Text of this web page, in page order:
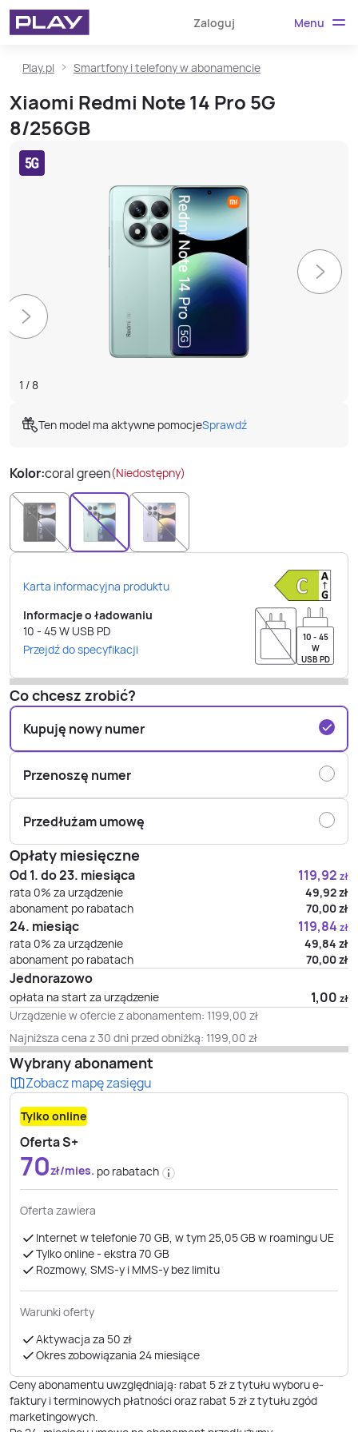
Zaloguj Menu
Play.pl Smartfony i telefony w abonamencie
Xiaomi Redmi Note 14 Pro 5G
8/256GB
1 / 8
Ten model ma aktywne pomocjeSprawdź
Kolor:coral green(Niedostępny)
Karta informacyjna produktu
Informacje o ładowaniu
10 - 45W USB PD
Przejdź do specyfikacji
10 - 45
W
USB PD
Co chcesz zrobić?
Kupuję nowy numer
Przenoszę numer
Przedłużam umowę
Opłaty miesięczne
Od 1. do 23. miesiąca 119,92 zł
rata 0% za urządzenie 49,92zł
abonament po rabatach
70,00zł
24. miesiąc 119,84 zł
rata 0% za urządzenie 49,84 zł
abonament po rabatach
70,00zł
Jednorazowo
opłata na start za urządzenie 1,00 zł
Urządzenie w ofercie z abonamentem: 1199,00 zł
Najniższa cena z 30 dni przed obniżką: 1199,00 zł
Wybrany abonament
Zobacz mapę zasięgu
Tylko online
Oferta S+
70zł/mies. po rabatach
Oferta zawiera
Internet w telefonie 70 GB, w tym 25,05 GB w roamingu UE
Tylko online - ekstra 70 GB
Rozmowy, SMS-y i MMS-y bez limitu
Warunki oferty
Aktywacja za 50 zł
Okres zobowiązania 24 miesiące
Ceny abonamentu uwzględniają: rabat 5 zł z tytułu wyboru e-
faktury i terminowych płatności oraz rabat 5 zł z tytułu zgód
marketingowych.